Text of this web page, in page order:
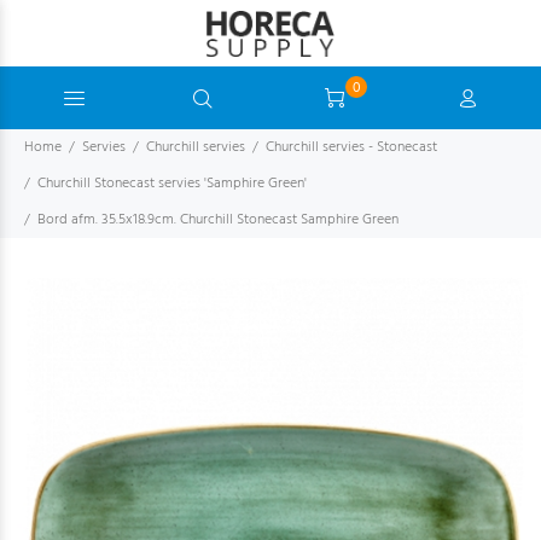
0
Home Servies Churchill servies
Churchill servies - Stonecast
Churchill Stonecast servies 'Samphire Green'
Bord afm. 35.5x18.9cm. Churchill Stonecast Samphire Green